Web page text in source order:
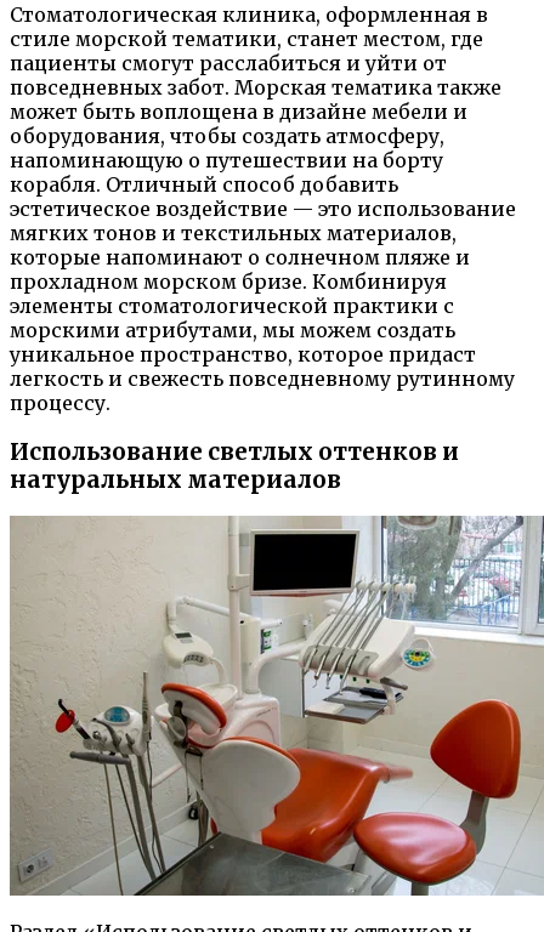
Стоматологическая клиника, оформленная в
стиле морской тематики, станет местом, где
пациенты смогут расслабиться и уйти от
повседневных забот. Морская тематика также
может быть воплощена в дизайне мебели и
оборудования, чтобы создать атмосферу,
напоминающую о путешествии на борту
корабля. Отличный способ добавить
эстетическое воздействие — это использование
мягких тонов и текстильных материалов,
которые напоминают о солнечном пляже и
прохладном морском бризе. Комбинируя
элементы стоматологической практики с
морскими атрибутами, мы можем создать
уникальное пространство, которое придаст
легкость и свежесть повседневному рутинному
процессу.
Использование светлых оттенков и
натуральных материалов